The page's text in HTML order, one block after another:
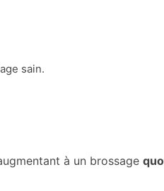
sain.
à un brossage